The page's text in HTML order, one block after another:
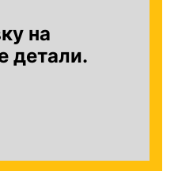
на
детали.